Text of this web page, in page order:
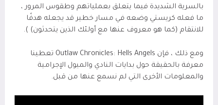
بالسرية الشديدة فيما يتعلق بعملياتهم وطقوس المرور ،
ما فعله كريستي وضعه في مسار خطير قد يجعله هدفًا
للانتقام (كما هو معروف عنها مع أولئك الذين يتحدثون) ).
ومع ذلك ، فإن Outlaw Chronicles: Hells Angels تعطينا
معرفة بالحقيقة حول بدايات النادي والميول الإجرامية
والمعلومات الأخرى التي لم نسمع عنها من قبل.